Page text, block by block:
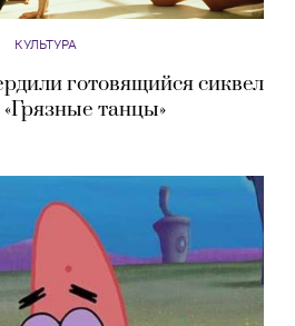
КУЛЬТУРА
готовящийся сиквел
танцы»